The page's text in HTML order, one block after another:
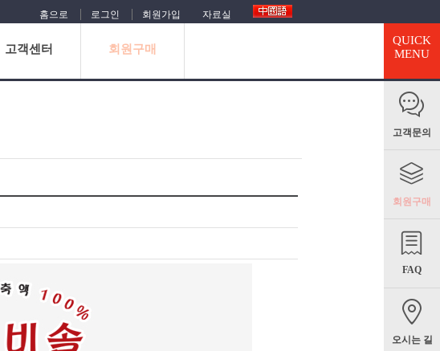
QUICK
MENU
고객문의
회원구매
FAQ
오시는 길
홈으로 로그인 회원가입 자료실
고객센터 회원구매